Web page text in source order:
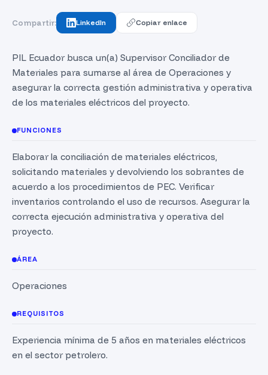
Compartir: LinkedIn Copiar enlace
PIL Ecuador busca un(a) Supervisor Conciliador de
Materiales para sumarse al área de Operaciones y
asegurar la correcta gestión administrativa y operativa
de los materiales eléctricos del proyecto.
FUNCIONES
Elaborar la conciliación de materiales eléctricos,
solicitando materiales y devolviendo los sobrantes de
acuerdo a los procedimientos de PEC. Verificar
inventarios controlando el uso de recursos. Asegurar la
correcta ejecución administrativa y operativa del
proyecto.
ÁREA
Operaciones
REQUISITOS
Experiencia mínima de 5 años en materiales eléctricos
en el sector petrolero.